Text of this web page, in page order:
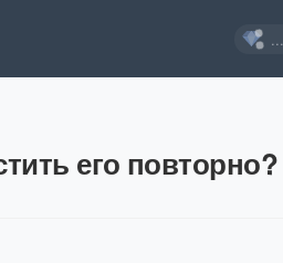
...
его повторно?